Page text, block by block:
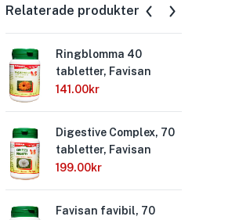
Relaterade produkter
Ringblomma 40
tabletter, Favisan
141.00kr
Digestive Complex, 70
tabletter, Favisan
199.00kr
Favisan favibil, 70